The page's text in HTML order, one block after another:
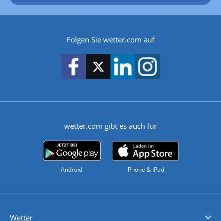
Folgen Sie wetter.com auf
wetter.com gibt es auch für
Android iPhone & iPad
Wetter